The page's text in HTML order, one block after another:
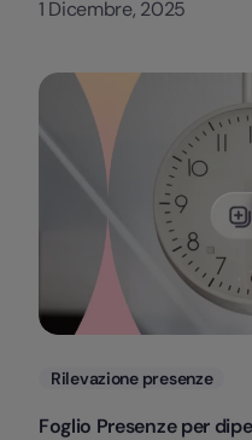
1 Dicembre, 2025
Categorie
Rilevazione presenze
Foglio Presenze per